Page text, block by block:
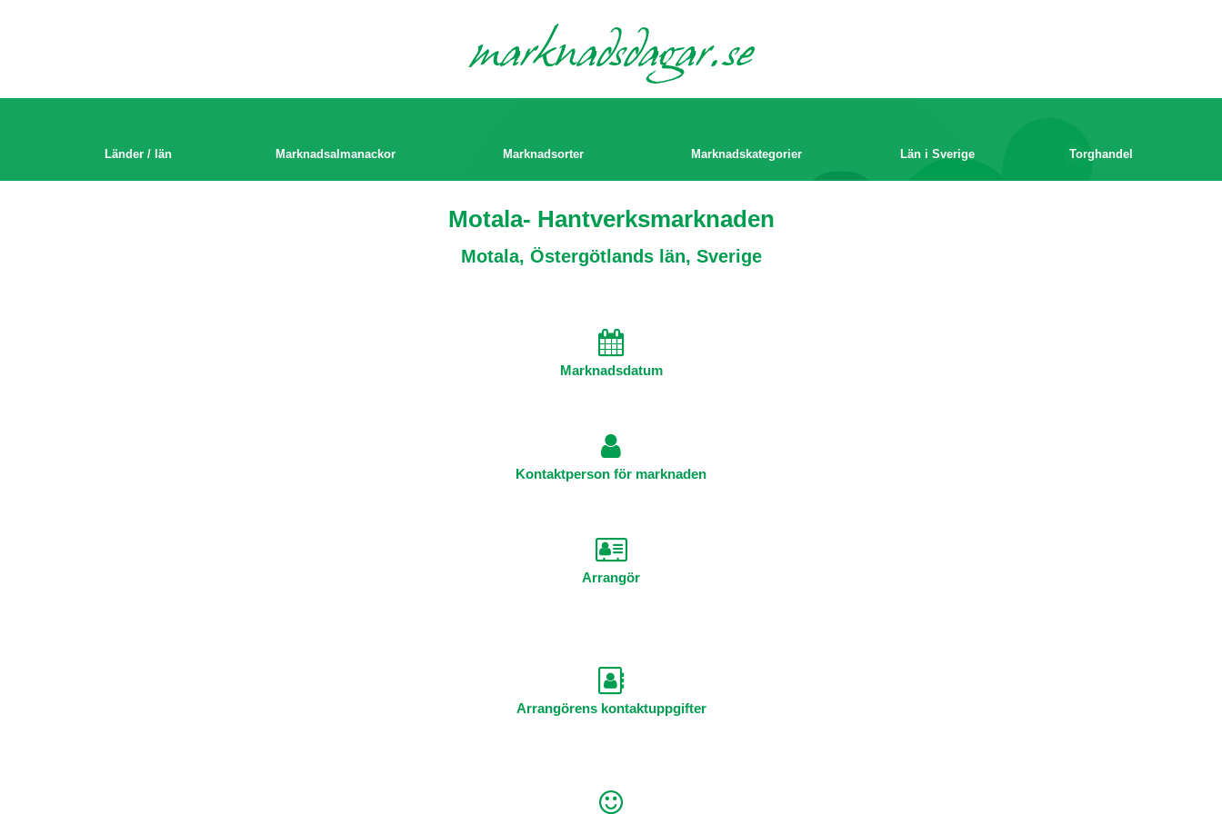
marknadsdagar.se
Länder / län Marknadsalmanackor Marknadsorter Marknadskategorier Län i Sverige Torghandel
Motala- Hantverksmarknaden
Motala, Östergötlands län, Sverige
Marknadsdatum
Kontaktperson för marknaden
Arrangör
Arrangörens kontaktuppgifter